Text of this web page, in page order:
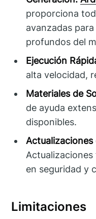
proporciona
avanzadas
profundos del
Ejecución
alta velocidad,
Materiales de
de ayuda
disponibles.
Actualizaciones
en seguridad y
Limitaciones